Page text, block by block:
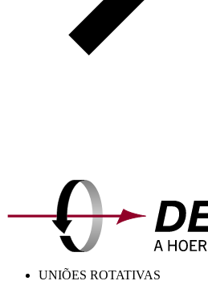
UNIÕES ROTATIVAS